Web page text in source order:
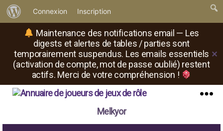
Maintenance des notifications email — Les
digests et alertes de tables / parties sont
temporairement suspendus. Les emails essentiels
(activation de compte, mot de passe oublié) restent
actifs. Merci de votre compréhension !
✕
propos
de
WordPress
Connexion Inscription
où
Melkyor